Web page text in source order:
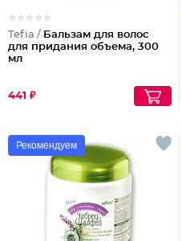
Tefia / Бальзам для волос
для придания объема, 300
мл
441 ₽
Рекомендуем